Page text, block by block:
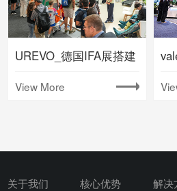
UREVO_德国IFA展搭建
View More
关于我们 核心优势 解决